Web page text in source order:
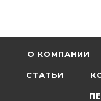
О КОМПАНИИ
СТАТЬИ